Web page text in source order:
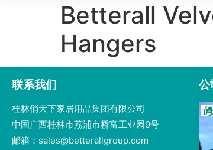
Betterall
Hangers
联系我们
桂林俏天下家居用品集团有限公司
中国广西桂林市荔浦市桥富工业园9号
邮箱：sales@betterallgroup.com
公